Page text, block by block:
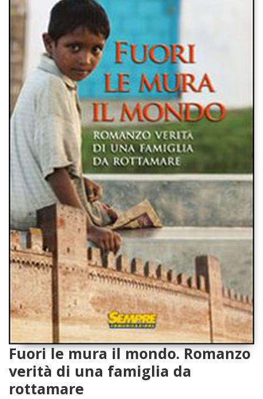
Fuori le mura il mondo. Romanzo
verità di una famiglia da
rottamare